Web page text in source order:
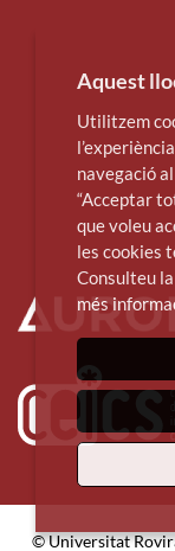
© Universitat
Aquest
Utilitzem
navegació
“Acceptar
que voleu
les cookies
Consulteu
més